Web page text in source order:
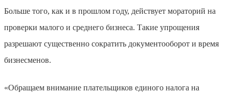
Больше того, как и в прошлом году, действует мораторий на
проверки малого и среднего бизнеса. Такие упрощения
разрешают существенно сократить документооборот и время
бизнесменов.
«Обращаем внимание плательщиков единого налога на